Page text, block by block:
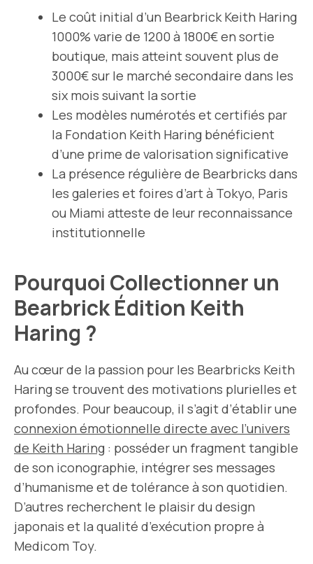
Le coût initial d’un Bearbrick Keith Haring
1000% varie de 1200 à 1800€ en sortie
boutique, mais atteint souvent plus de
3000€ sur le marché secondaire dans les
six mois suivant la sortie
Les modèles numérotés et certifiés par
la Fondation Keith Haring bénéficient
d’une prime de valorisation significative
La présence régulière de Bearbricks dans
les galeries et foires d’art à Tokyo, Paris
ou Miami atteste de leur reconnaissance
institutionnelle
Pourquoi Collectionner un
Bearbrick Édition Keith
Haring ?
Au cœur de la passion pour les Bearbricks Keith
Haring se trouvent des motivations plurielles et
profondes. Pour beaucoup, il s’agit d’établir une
connexion émotionnelle directe avec l’univers
de Keith Haring : posséder un fragment tangible
de son iconographie, intégrer ses messages
d’humanisme et de tolérance à son quotidien.
D’autres recherchent le plaisir du design
japonais et la qualité d’exécution propre à
Medicom Toy.